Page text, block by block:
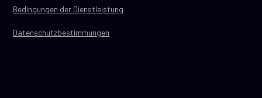
Bedingungen der Dienstleistung
Datenschutzbestimmungen